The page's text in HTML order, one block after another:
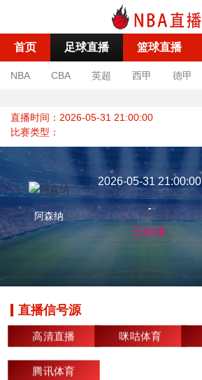
首页 足球直播 篮球直播
NBA CBA 英超 西甲 德甲
直播时间：2026-05-31 21:00:00
比赛类型：
阿森纳
2026-05-31 21:00:00
-
已结束
直播信号源
高清直播 咪咕体育
腾讯体育